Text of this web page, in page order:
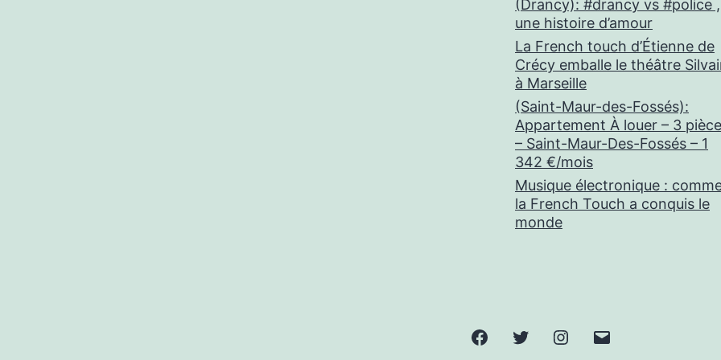
(Drancy): #drancy vs #police ,
une histoire d’amour
La French touch d’Étienne de
Crécy emballe le théâtre
à Marseille
(Saint-Maur-des-Fossés):
Appartement À louer – 3
– Saint-Maur-Des-Fossés – 1
342 €/mois
Musique électronique :
la French Touch a conquis le
monde
FacebookTwitter Instagram